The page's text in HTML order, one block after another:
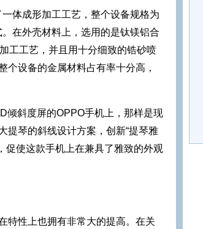
体成形加工工艺，整个设备规格为
在外壳材料上，选用的是钛镁铝合
工工艺，并且用十分细致的锆砂喷
个设备的金属材料占有率十分高，
倾斜度屏的OPPO手机上，那样是现
提琴的斜线设计方案，创新“提琴雅
促使这款手机上在兼具了雅致的外观
特性上也拥有非常大的提高。在关